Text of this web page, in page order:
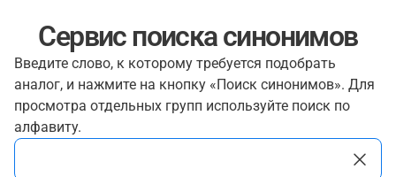
Сервис поиска синонимов
Введите слово, к которому требуется подобрать
аналог, и нажмите на кнопку «Поиск синонимов». Для
просмотра отдельных групп используйте поиск по
алфавиту.